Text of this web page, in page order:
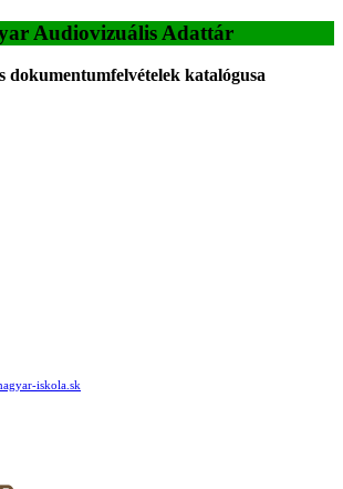
Audiovizuális Adattár
dokumentumfelvételek katalógusa
iskola.sk